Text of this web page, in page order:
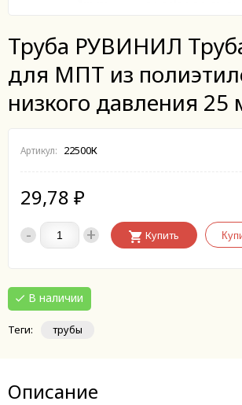
Труба РУВИНИЛ
для МПТ из
низкого давления 25
Артикул: 22500К
29,78 ₽
- + Купить
В наличии
Теги: трубы
Описание